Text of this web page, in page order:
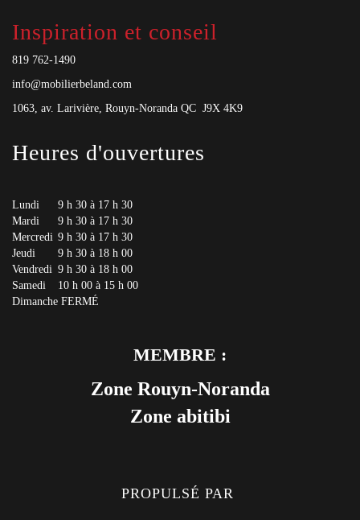
Inspiration et conseil
819 762-1490
info@mobilierbeland.com
1063, av. Larivière, Rouyn-Noranda QC J9X 4K9
Heures d'ouvertures
Lundi
9 h 30 à 17 h 30
Mardi
9 h 30 à 17 h 30
Mercredi 9 h 30 à 17 h 30
Jeudi
9 h 30 à 18 h 00
Vendredi 9 h 30 à 18 h 00
Samedi
10 h 00 à 15 h 00
Dimanche FERMÉ
MEMBRE :
Zone Rouyn-Noranda
Zone abitibi
PROPULSÉ PAR